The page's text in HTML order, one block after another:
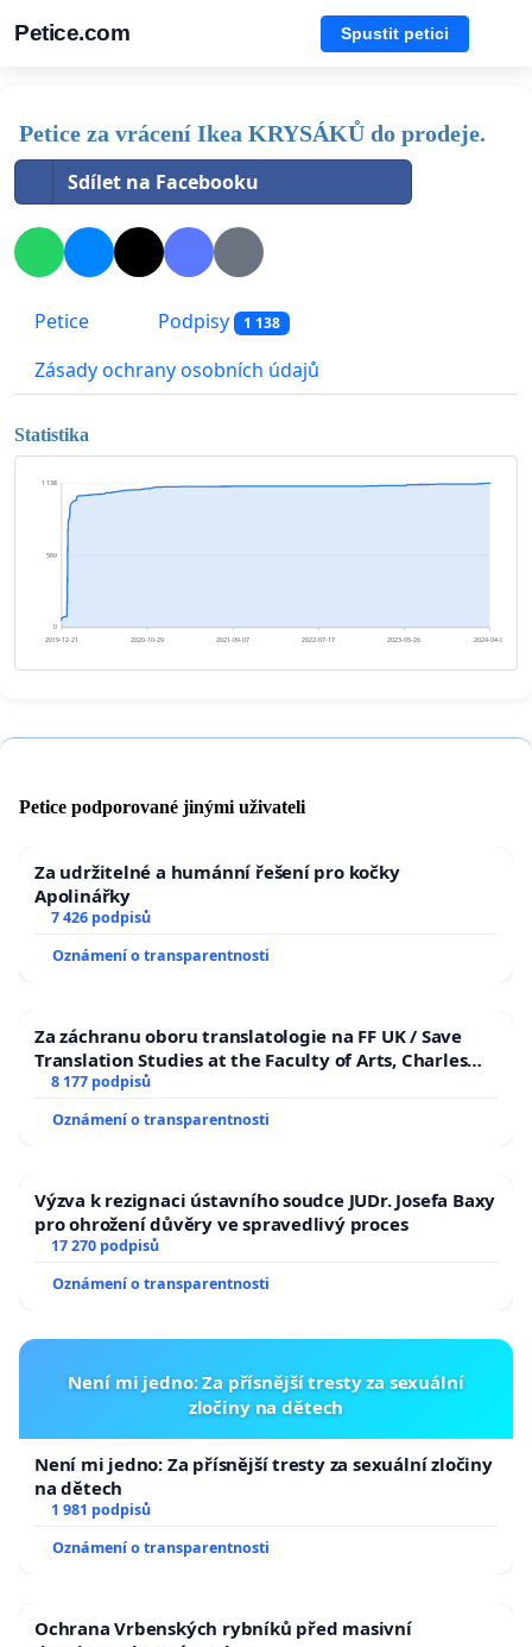
Petice.com Spustit petici
Petice za vrácení Ikea KRYSÁKŮ do prodeje.
Sdílet na Facebooku
Petice Podpisy 1 138
Zásady ochrany osobních údajů
Statistika
0
569
1 138
2019-12-21 2020-10-29 2021-09-07 2022-07-17 2023-05-26 2024-04-03
Petice podporované jinými uživateli
Za udržitelné a humánní řešení pro kočky
Apolinářky
7 426 podpisů
Oznámení o transparentnosti
Za záchranu oboru translatologie na FF UK / Save
Translation Studies at the Faculty of Arts, Charles
University
8 177 podpisů
Oznámení o transparentnosti
Výzva k rezignaci ústavního soudce JUDr. Josefa Baxy
pro ohrožení důvěry ve spravedlivý proces
17 270 podpisů
Oznámení o transparentnosti
Není mi jedno: Za přísnější tresty za sexuální
zločiny na dětech
Není mi jedno: Za přísnější tresty za sexuální zločiny
na dětech
1 981 podpisů
Oznámení o transparentnosti
Ochrana Vrbenských rybníků před masivní